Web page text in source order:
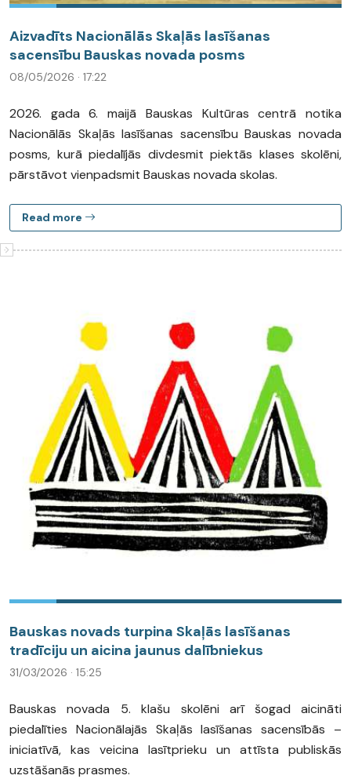
Aizvadīts Nacionālās Skaļās lasīšanas
sacensību Bauskas novada posms
08/05/2026 · 17:22
2026. gada 6. maijā Bauskas Kultūras centrā notika
Nacionālās Skaļās lasīšanas sacensību Bauskas novada
posms, kurā piedalījās divdesmit piektās klases skolēni,
pārstāvot vienpadsmit Bauskas novada skolas.
Read more
Bauskas novads turpina Skaļās lasīšanas
tradīciju un aicina jaunus dalībniekus
31/03/2026 · 15:25
Bauskas novada 5. klašu skolēni arī šogad aicināti
piedalīties Nacionālajās Skaļās lasīšanas sacensībās –
iniciatīvā, kas veicina lasītprieku un attīsta publiskās
uzstāšanās prasmes.